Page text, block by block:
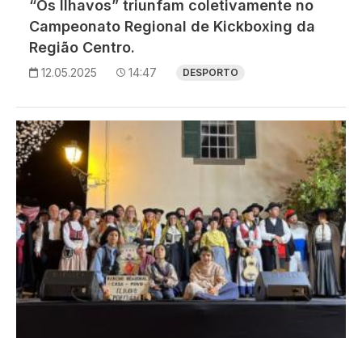
“Os Ílhavos” triunfam coletivamente no
Campeonato Regional de Kickboxing da
Região Centro.
12.05.2025 14:47 DESPORTO
Imagem